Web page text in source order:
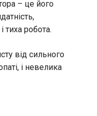
– це його
тиха робота.
від сильного
і невелика